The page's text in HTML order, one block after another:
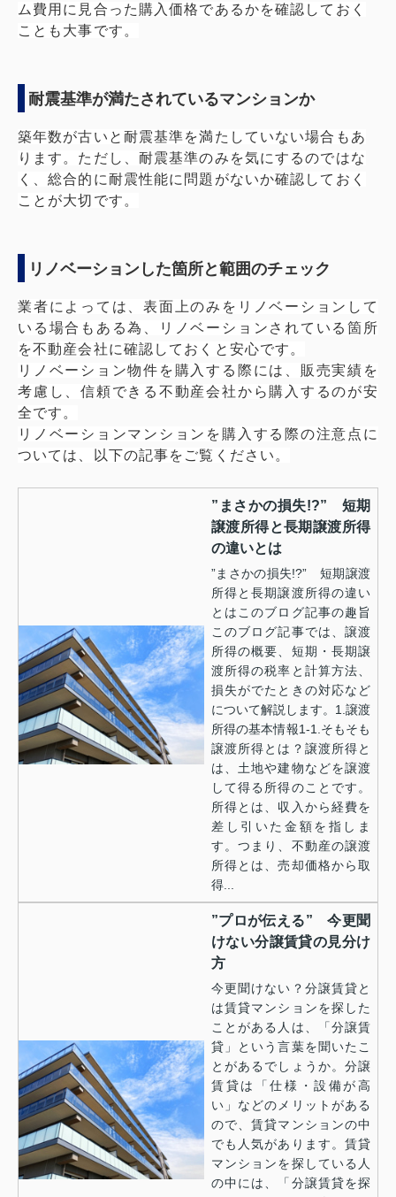
ム費用に見合った購入価格であるかを確認しておく
ことも大事です。
耐震基準が満たされているマンションか
築年数が古いと耐震基準を満たしていない場合もあ
ります。ただし、耐震基準のみを気にするのではな
く、総合的に耐震性能に問題がないか確認しておく
ことが大切です。
リノベーションした箇所と範囲のチェック
業者によっては、表面上のみをリノベーションして
いる場合もある為、リノベーションされている箇所
を不動産会社に確認しておくと安心です。
リノベーション物件を購入する際には、販売実績を
考慮し、信頼できる不動産会社から購入するのが安
全です。
リノベーションマンションを購入する際の注意点に
ついては、以下の記事をご覧ください。
”まさかの損失!?” 短期
譲渡所得と長期譲渡所得
の違いとは
”まさかの損失!?” 短期譲渡
所得と長期譲渡所得の違い
とはこのブログ記事の趣旨
このブログ記事では、譲渡
所得の概要、短期・長期譲
渡所得の税率と計算方法、
損失がでたときの対応など
について解説します。1.譲渡
所得の基本情報1-1.そもそも
譲渡所得とは？譲渡所得と
は、土地や建物などを譲渡
して得る所得のことです。
所得とは、収入から経費を
差し引いた金額を指しま
す。つまり、不動産の譲渡
所得とは、売却価格から取
得...
”プロが伝える” 今更聞
けない分譲賃貸の見分け
方
今更聞けない？分譲賃貸と
は賃貸マンションを探した
ことがある人は、「分譲賃
貸」という言葉を聞いたこ
とがあるでしょうか。分譲
賃貸は「仕様・設備が高
い」などのメリットがある
ので、賃貸マンションの中
でも人気があります。賃貸
マンションを探している人
の中には、「分譲賃貸を探